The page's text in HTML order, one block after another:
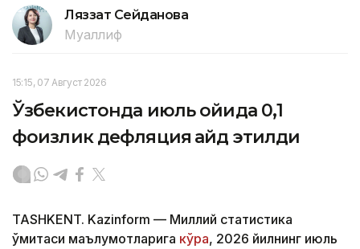
Ляззат Сейданова
Муаллиф
15:15, 07 Август 2026
Ўзбекистонда июль ойида 0,1
фоизлик дефляция қайд этилди
TASHKENT. Kazinform — Миллий статистика
қўмитаси маълумотларига кўра, 2026 йилнинг июль